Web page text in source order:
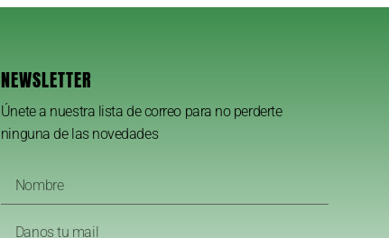
NEWSLETTER
Únete a nuestra lista de correo para no perderte
ninguna de las novedades